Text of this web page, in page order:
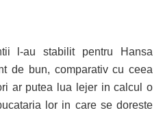
l-au stabilit pentru Hansa
de bun, comparativ cu ceea
ar putea lua lejer in calcul o
lor in care se doreste